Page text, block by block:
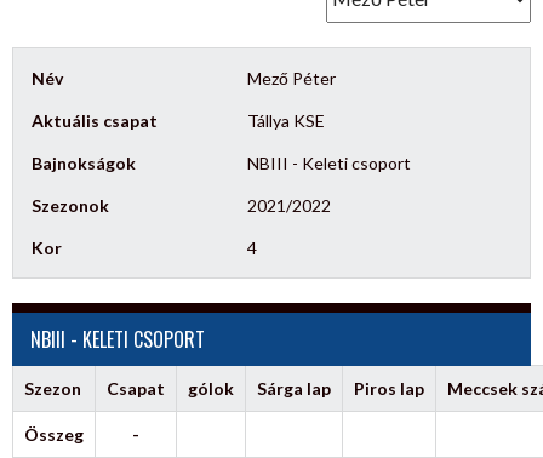
Név Mező Péter
Aktuális csapat Tállya KSE
Bajnokságok NBIII - Keleti csoport
Szezonok 2021/2022
Kor 4
NBIII - KELETI CSOPORT
Szezon Csapat gólok Sárga lap Piros lap Meccsek
Összeg -